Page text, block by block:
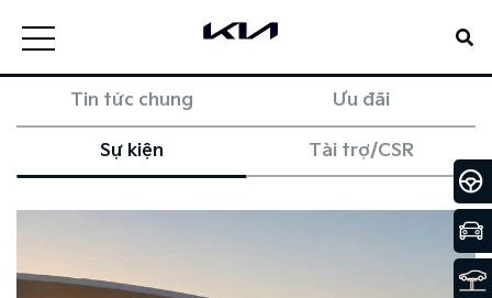
Tin tức chung Ưu đãi
Sự kiện Tài trợ/CSR